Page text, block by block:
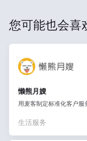
您可能也会喜
懒熊月嫂
用麦客制定标准化客户
生活服务